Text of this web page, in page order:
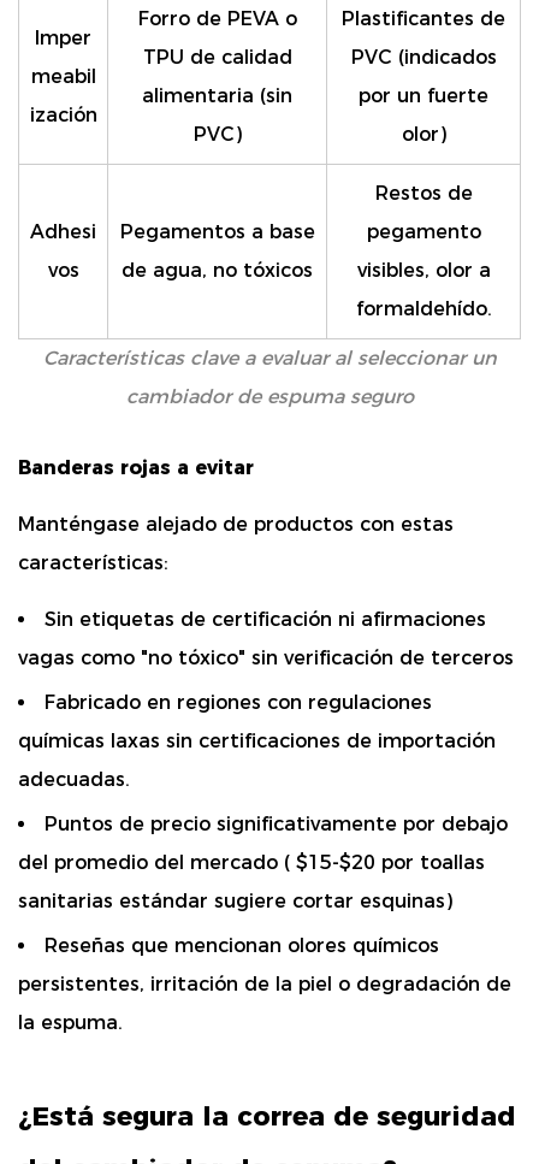
Características clave a evaluar al seleccionar un
cambiador de espuma seguro
Imper
meabil
ización
Forro de PEVA o
TPU de calidad
alimentaria (sin
PVC)
Plastificantes de
PVC (indicados
por un fuerte
olor)
Adhesi
vos
Pegamentos a base
de agua, no tóxicos
Restos de
pegamento
visibles, olor a
formaldehído.
Banderas rojas a evitar
Manténgase alejado de productos con estas
características:
Sin etiquetas de certificación ni afirmaciones
vagas como "no tóxico" sin verificación de terceros
Fabricado en regiones con regulaciones
químicas laxas sin certificaciones de importación
adecuadas.
Puntos de precio significativamente por debajo
del promedio del mercado ( $15-$20 por toallas
sanitarias estándar sugiere cortar esquinas)
Reseñas que mencionan olores químicos
persistentes, irritación de la piel o degradación de
la espuma.
¿Está segura la correa de seguridad